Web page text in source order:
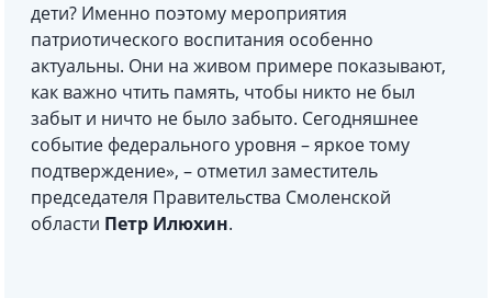
дети? Именно поэтому мероприятия
патриотического воспитания особенно
актуальны. Они на живом примере показывают,
как важно чтить память, чтобы никто не был
забыт и ничто не было забыто. Сегодняшнее
событие федерального уровня – яркое тому
подтверждение», – отметил заместитель
председателя Правительства Смоленской
области Петр Илюхин.